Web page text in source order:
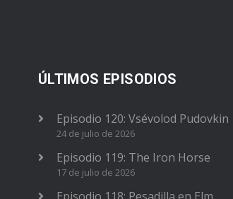
ÚLTIMOS EPISODIOS
Episodio 120: Vsévolod Pudovkin
24 de julio de 2026
Episodio 119: The Iron Horse
17 de julio de 2026